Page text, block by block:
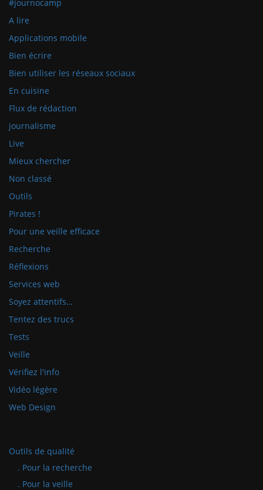
#journocamp
A lire
Applications mobile
Bien écrire
Bien utiliser les réseaux sociaux
En cuisine
Flux de rédaction
journalisme
Live
Mieux chercher
Non classé
Outils
Pirates !
Pour une veille efficace
Recherche
Réflexions
Services web
Soyez attentifs…
Tentez des trucs
Tests
Veille
Vérifiez l'info
Vidéo légère
Web Design
Outils de qualité
. Pour la recherche
. Pour la veille